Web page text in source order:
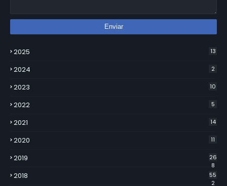
2025 13
2024 2
2023 10
2022 5
2021 14
2020 11
2019
26
8
2018
55
2